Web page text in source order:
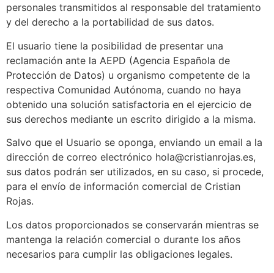
personales transmitidos al responsable del tratamiento
y del derecho a la portabilidad de sus datos.
El usuario tiene la posibilidad de presentar una
reclamación ante la AEPD (Agencia Española de
Protección de Datos) u organismo competente de la
respectiva Comunidad Autónoma, cuando no haya
obtenido una solución satisfactoria en el ejercicio de
sus derechos mediante un escrito dirigido a la misma.
Salvo que el Usuario se oponga, enviando un email a la
dirección de correo electrónico hola@cristianrojas.es,
sus datos podrán ser utilizados, en su caso, si procede,
para el envío de información comercial de Cristian
Rojas.
Los datos proporcionados se conservarán mientras se
mantenga la relación comercial o durante los años
necesarios para cumplir las obligaciones legales.